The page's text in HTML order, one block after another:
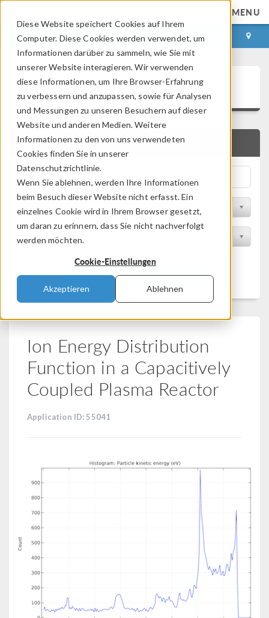
Diese Website speichert Cookies auf Ihrem
Computer. Diese Cookies werden verwendet, um
Informationen darüber zu sammeln, wie Sie mit
unserer Website interagieren. Wir verwenden
diese Informationen, um Ihre Browser-Erfahrung
zu verbessern und anzupassen, sowie für Analysen
und Messungen zu unseren Besuchern auf dieser
Website und anderen Medien. Weitere
Informationen zu den von uns verwendeten
Cookies finden Sie in unserer
Datenschutzrichtlinie.
Wenn Sie ablehnen, werden Ihre Informationen
beim Besuch dieser Website nicht erfasst. Ein
einzelnes Cookie wird in Ihrem Browser gesetzt,
um daran zu erinnern, dass Sie nicht nachverfolgt
werden möchten.
Cookie-Einstellungen
Akzeptieren Ablehnen
MENU
ANMELDEN KONTAKT
Application Gallery
SCHNELLSUCHE
Nach Themenbereich filtern
Nach Produkt filtern
Filtern
Ion Energy Distribution
Function in a Capacitively
Coupled Plasma Reactor
Application ID: 55041